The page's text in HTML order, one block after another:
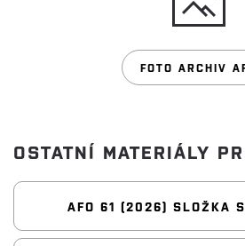
FOTO ARCHIV
OSTATNÍ MATERIÁLY
AFO 61 (2026) SLOŽKA